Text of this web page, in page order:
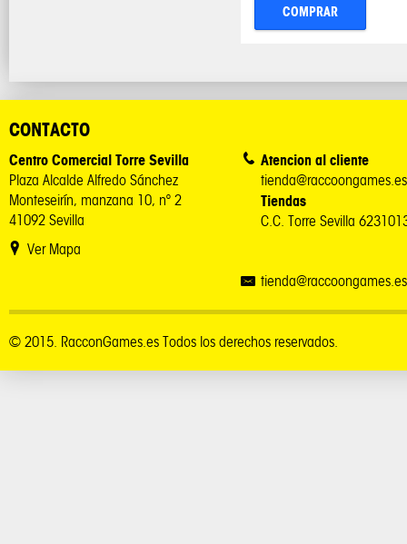
COMPRAR
CONTACTO
Centro Comercial Torre Sevilla
Plaza Alcalde Alfredo Sánchez
Monteseirín, manzana 10, nº 2
41092 Sevilla
Ver Mapa
Atencion al cliente
tienda@raccoongames.es
Tiendas
C.C. Torre Sevilla
tienda@raccoongames.es
© 2015. RacconGames.es Todos los derechos reservados.